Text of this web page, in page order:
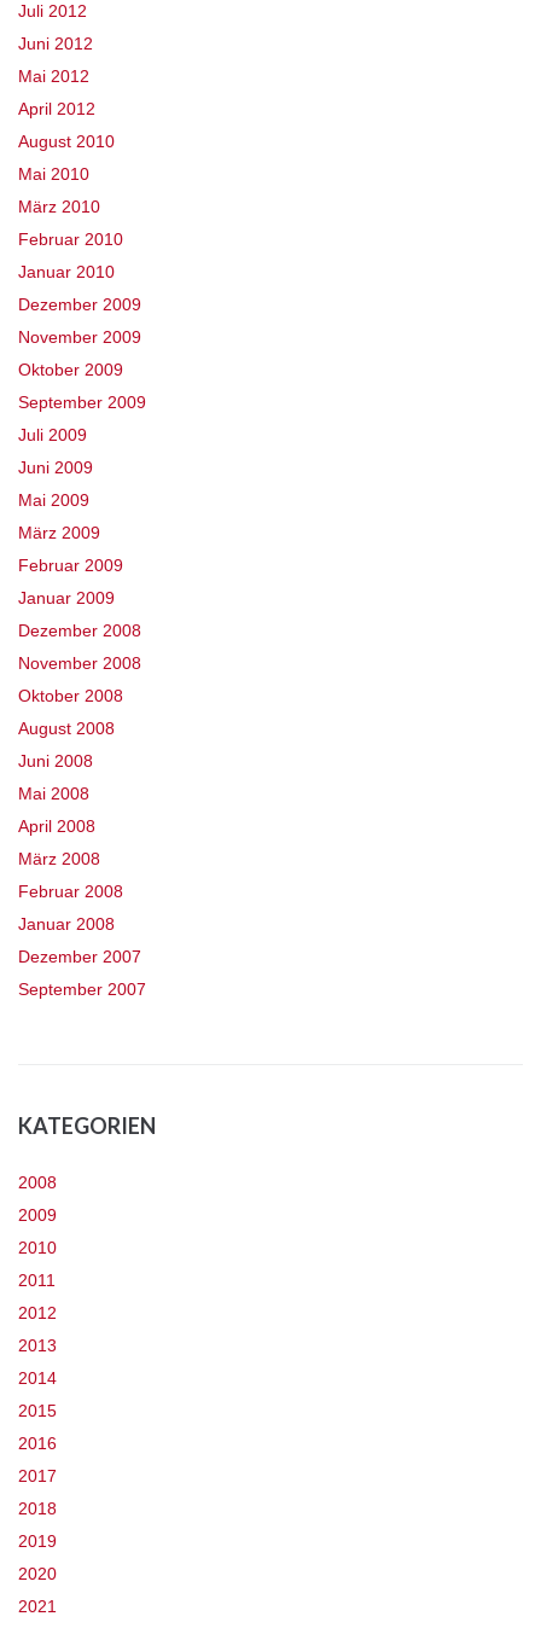
Juli 2012
Juni 2012
Mai 2012
April 2012
August 2010
Mai 2010
März 2010
Februar 2010
Januar 2010
Dezember 2009
November 2009
Oktober 2009
September 2009
Juli 2009
Juni 2009
Mai 2009
März 2009
Februar 2009
Januar 2009
Dezember 2008
November 2008
Oktober 2008
August 2008
Juni 2008
Mai 2008
April 2008
März 2008
Februar 2008
Januar 2008
Dezember 2007
September 2007
KATEGORIEN
2008
2009
2010
2011
2012
2013
2014
2015
2016
2017
2018
2019
2020
2021